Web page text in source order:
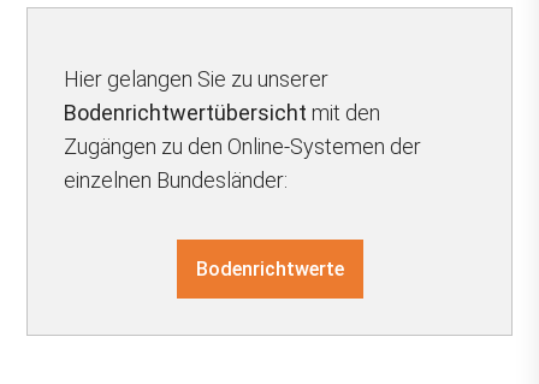
Hier gelangen Sie zu unserer
Bodenrichtwertübersicht mit den
Zugängen zu den Online-Systemen der
einzelnen Bundesländer:
Bodenrichtwerte